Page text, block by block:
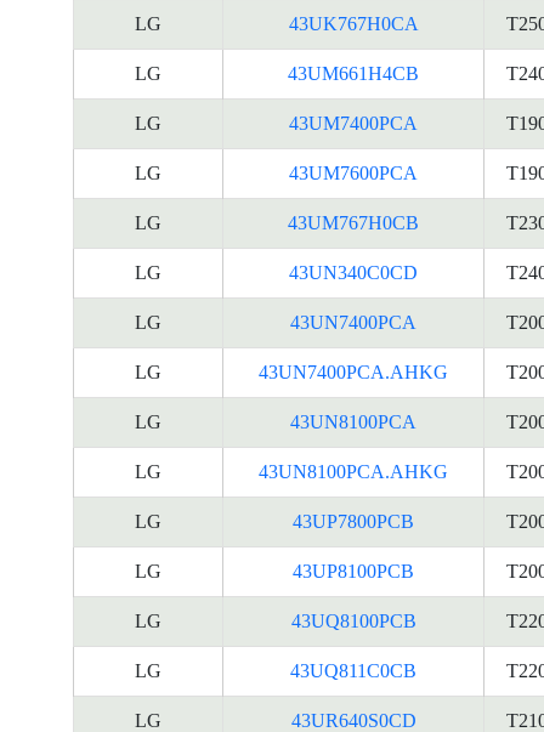
LG 43UK767H0CA
LG 43UM661H4CB
LG 43UM7400PCA
LG 43UM7600PCA
LG 43UM767H0CB
LG 43UN340C0CD
LG 43UN7400PCA
LG 43UN7400PCA.AHKG
LG 43UN8100PCA
LG 43UN8100PCA.AHKG
LG 43UP7800PCB
LG 43UP8100PCB
LG 43UQ8100PCB
LG 43UQ811C0CB
LG 43UR640S0CD